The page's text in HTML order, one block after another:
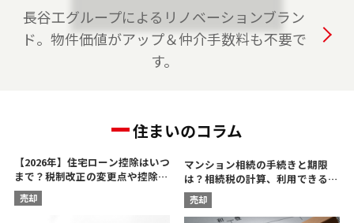
2023-04-01
上野センターをオープンしました。台東区全
域、葛飾区・荒川区・千代田区・文京区（一
（0120-315-875）よりお気軽にどうぞ！
長谷工グループによるリノベーションブラン
ド。物件価値がアップ＆仲介手数料も不要で
す。
住まいのコラム
【2026年】住宅ローン控除はいつ
まで？税制改正の変更点や控除額
を解説
売却
マンション相続の手続きと期限
は？相続税の計算、利用できる控
除を解説
売却